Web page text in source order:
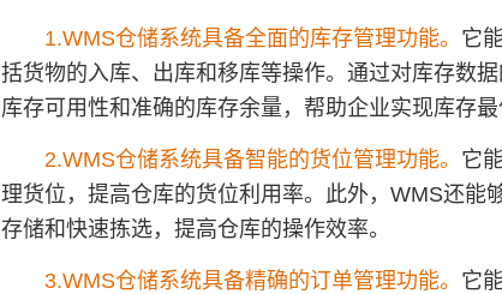
1.WMS仓储系统具备全面的库存管理功能。 它
括货物的入库、出库和移库等操作。通过对库存数
库存可用性和准确的库存余量，帮助企业实现库存最
2.WMS仓储系统具备智能的货位管理功能。 它
理货位，提高仓库的货位利用率。此外，WMS还能
存储和快速拣选，提高仓库的操作效率。
3.WMS仓储系统具备精确的订单管理功能。 它